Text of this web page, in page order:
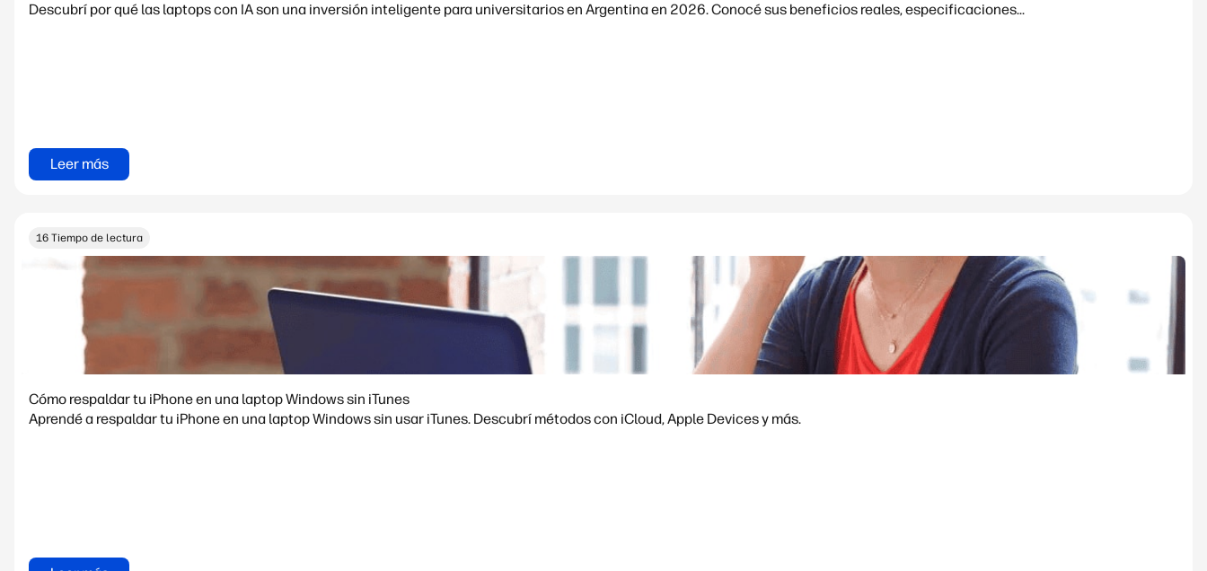
Descubrí por qué las laptops con IA son una inversión inteligente para universitarios en Argentina en 2026. Conocé sus beneficios reales, especificaciones...
Leer más
16 Tiempo de lectura
Cómo respaldar tu iPhone en una laptop Windows sin iTunes
Aprendé a respaldar tu iPhone en una laptop Windows sin usar iTunes. Descubrí métodos con iCloud, Apple Devices y más.